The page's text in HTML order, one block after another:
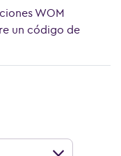
WOM
un código de